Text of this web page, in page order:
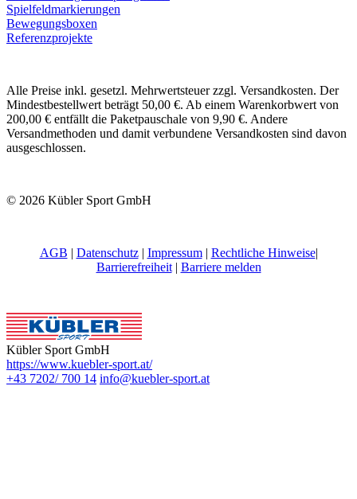
Spielfeldmarkierungen
Bewegungsboxen
Referenzprojekte
Alle Preise inkl. gesetzl. Mehrwertsteuer zzgl. Versandkosten. Der
Mindestbestellwert beträgt 50,00 €. Ab einem Warenkorbwert von
200,00 € entfällt die Paketpauschale von 9,90 €. Andere
Versandmethoden und damit verbundene Versandkosten sind davon
ausgeschlossen.
© 2026 Kübler Sport GmbH
AGB | Datenschutz| Impressum| Rechtliche Hinweise|
Barrierefreiheit| Barriere melden
Kübler Sport GmbH
https://www.kuebler-sport.at/
+43 7202/ 700 14 info@kuebler-sport.at